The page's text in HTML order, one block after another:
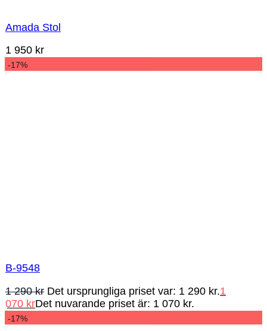
Amada Stol
1 950 kr
-17%
B-9548
1 290kr Det ursprungliga priset var: 1 290 kr.1
070 krDet nuvarande priset är: 1 070 kr.
-17%